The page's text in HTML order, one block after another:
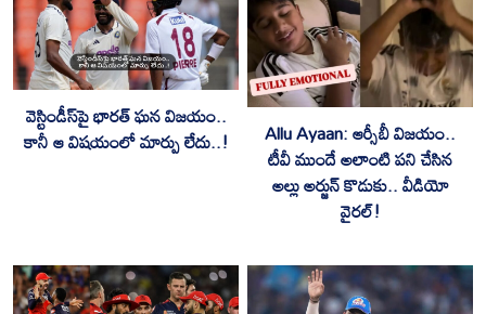
వెస్టిండీస్‌పై భారత్ ఘన విజయం..
కానీ ఆ విషయంలో మార్పు లేదు..! Allu Ayaan: ఆర్సీబీ విజయం..
టీవీ ముందే అలాంటి పని చేసిన
అల్లు అర్జున్ కొడుకు.. వీడియో
వైరల్!